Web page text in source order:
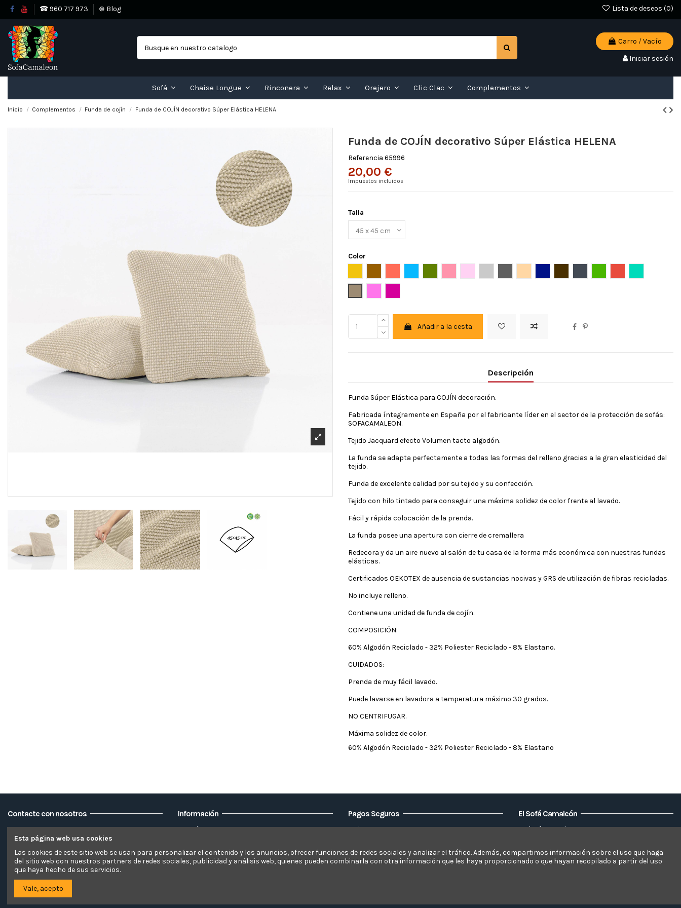
☎ 960 717 973 ⊛ Blog Lista de deseos (0)
Carro /Vacío
Iniciar sesión
Sofá Chaise Longue Rinconera Relax Orejero Clic Clac Complementos
Inicio Complementos Funda de cojín Funda de COJÍN decorativo Súper Elástica HELENA
Funda de COJÍN decorativo Súper Elástica HELENA
Referencia 65996
20,00 €
Impuestos incluidos
Talla
Color
Añadir a la cesta
Descripción
Funda Súper Elástica para COJÍN decoración.
Fabricada íntegramente en España por el fabricante líder en el sector de la protección de sofás:
SOFACAMALEON.
Tejido Jacquard efecto Volumen tacto algodón.
La funda se adapta perfectamente a todas las formas del relleno gracias a la gran elasticidad del
tejido.
Funda de excelente calidad por su tejido y su confección.
Tejido con hilo tintado para conseguir una máxima solidez de color frente al lavado.
Fácil y rápida colocación de la prenda.
La funda posee una apertura con cierre de cremallera
Redecora y da un aire nuevo al salón de tu casa de la forma más económica con nuestras fundas
elásticas.
Certificados OEKOTEX de ausencia de sustancias nocivas y GRS de utilización de fibras recicladas.
No incluye relleno.
Contiene una unidad de funda de cojín.
COMPOSICIÓN:
60% Algodón Reciclado - 32% Poliester Reciclado - 8% Elastano.
CUIDADOS:
Prenda de muy fácil lavado.
Puede lavarse en lavadora a temperatura máximo 30 grados.
NO CENTRIFUGAR.
Máxima solidez de color.
60% Algodón Reciclado - 32% Poliester Reciclado - 8% Elastano
Contacte con nosotros
CSPE TEXTILE GLOBAL SOLUTIONS SL
C/Trama 12, 46870
ONTINYENT (Valencia – España)
+ 34 960 717 973
hola@elsofacamaleon.es
Información
Envío
Inicio
Devoluciones
Pagos Seguros
Visa
Paypal
Bizum
El Sofá Camaleón
Elsofacamaleon
Mi cuenta
Datos personales
Esta página web usa cookies
Las cookies de este sitio web se usan para personalizar el contenido y los anuncios, ofrecer funciones de redes sociales y analizar el tráfico. Además, compartimos información sobre el uso que haga
del sitio web con nuestros partners de redes sociales, publicidad y análisis web, quienes pueden combinarla con otra información que les haya proporcionado o que hayan recopilado a partir del uso
que haya hecho de sus servicios.
Vale, acepto